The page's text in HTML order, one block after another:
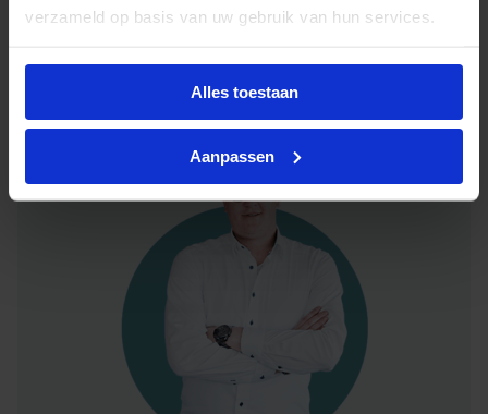
verzameld op basis van uw gebruik van hun services.
Alles toestaan
Aanpassen